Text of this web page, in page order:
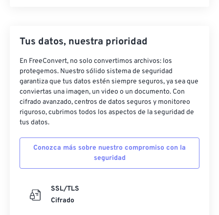
Tus datos, nuestra prioridad
En FreeConvert, no solo convertimos archivos: los
protegemos. Nuestro sólido sistema de seguridad
garantiza que tus datos estén siempre seguros, ya sea que
conviertas una imagen, un video o un documento. Con
cifrado avanzado, centros de datos seguros y monitoreo
riguroso, cubrimos todos los aspectos de la seguridad de
tus datos.
Conozca más sobre nuestro compromiso con la
seguridad
SSL/TLS
Cifrado